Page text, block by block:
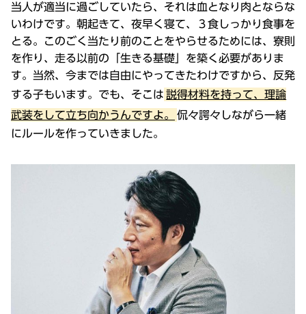
当人が適当に過ごしていたら、それは血となり肉とならな
いわけです。朝起きて、夜早く寝て、３食しっかり食事を
とる。このごく当たり前のことをやらせるためには、寮則
を作り、走る以前の「生きる基礎」を築く必要がありま
す。当然、今までは自由にやってきたわけですから、反発
する子もいます。でも、そこは 説得材料を持って、理論
武装をして立ち向かうんですよ。
侃々諤々しながら一緒
にルールを作っていきました。